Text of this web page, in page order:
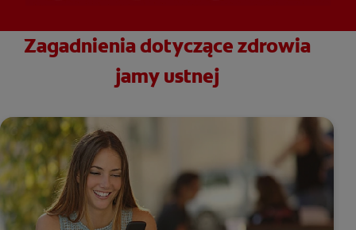
Zagadnienia dotyczące zdrowia
jamy ustnej